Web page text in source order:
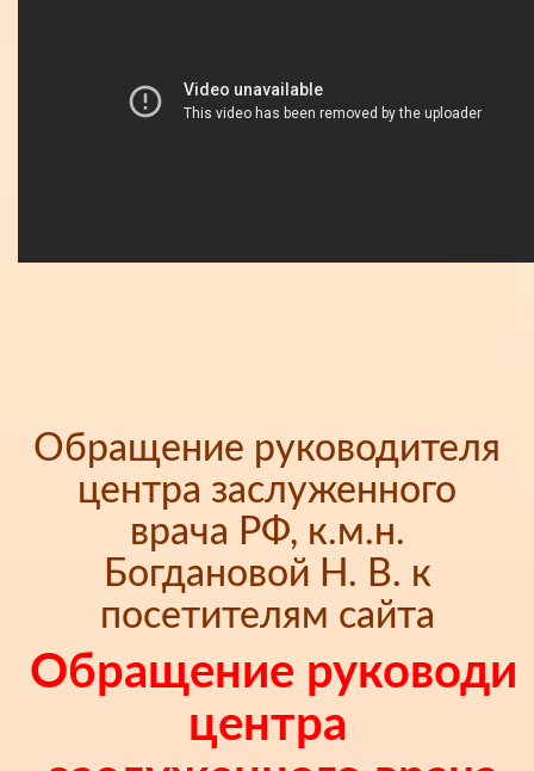
Обращение руководителя
центра заслуженного
врача РФ, к.м.н.
Богдановой Н. В. к
посетителям сайта
Обращение
центра